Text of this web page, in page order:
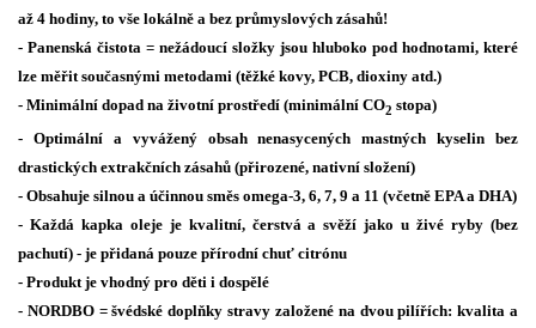
až 4 hodiny, to vše lokálně a bez průmyslových zásahů!
- Panenská čistota = nežádoucí složky jsou hluboko pod hodnotami, které
lze měřit současnými metodami (těžké kovy, PCB, dioxiny atd.)
- Minimální dopad na životní prostředí (minimální CO2 stopa)
- Optimální a vyvážený obsah nenasycených mastných kyselin bez
drastických extrakčních zásahů (přirozené, nativní složení)
- Obsahuje silnou a účinnou směs omega-3, 6, 7, 9 a 11 (včetně EPA a DHA)
- Každá kapka oleje je kvalitní, čerstvá a svěží jako u živé ryby (bez
pachutí) - je přidaná pouze přírodní chuť citrónu
- Produkt je vhodný pro děti i dospělé
- NORDBO = švédské doplňky stravy založené na dvou pilířích: kvalita a